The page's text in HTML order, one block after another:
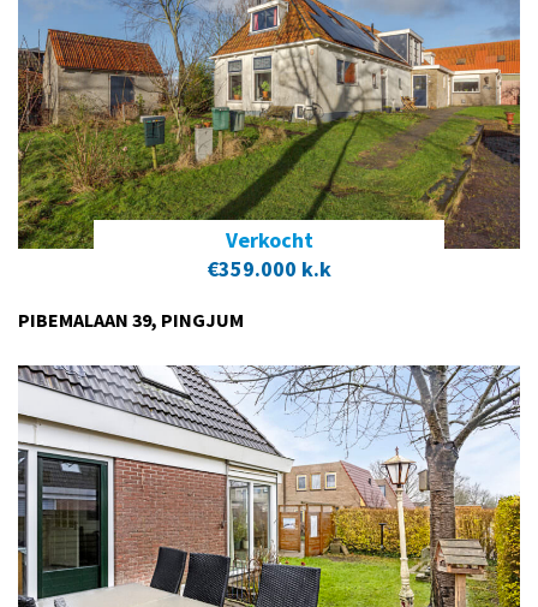
Verkocht
€359.000 k.k
PIBEMALAAN 39, PINGJUM